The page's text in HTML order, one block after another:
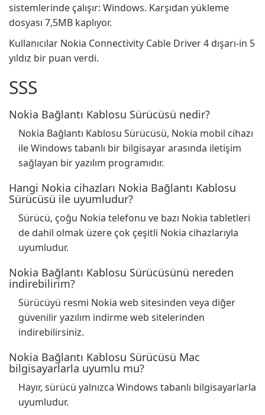
sistemlerinde çalışır: Windows. Karşıdan yükleme
dosyası 7,5MB kaplıyor.
Kullanıcılar Nokia Connectivity Cable Driver 4 dışarı-in 5
yıldız bir puan verdi.
SSS
Nokia Bağlantı Kablosu Sürücüsü nedir?
Nokia Bağlantı Kablosu Sürücüsü, Nokia mobil cihazı
ile Windows tabanlı bir bilgisayar arasında iletişim
sağlayan bir yazılım programıdır.
Hangi Nokia cihazları Nokia Bağlantı Kablosu
Sürücüsü ile uyumludur?
Sürücü, çoğu Nokia telefonu ve bazı Nokia tabletleri
de dahil olmak üzere çok çeşitli Nokia cihazlarıyla
uyumludur.
Nokia Bağlantı Kablosu Sürücüsünü nereden
indirebilirim?
Sürücüyü resmi Nokia web sitesinden veya diğer
güvenilir yazılım indirme web sitelerinden
indirebilirsiniz.
Nokia Bağlantı Kablosu Sürücüsü Mac
bilgisayarlarla uyumlu mu?
Hayır, sürücü yalnızca Windows tabanlı bilgisayarlarla
uyumludur.